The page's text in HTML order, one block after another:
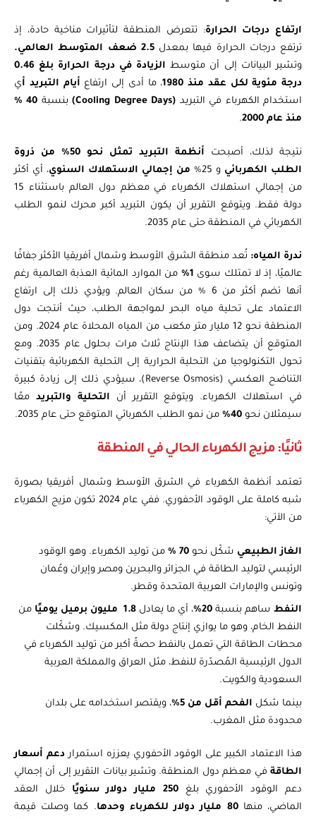
ارتفاع درجات الحرارة: تتعرض المنطقة لتأثيرات مناخية حادة، إذ
ترتفع درجات الحرارة فيها بمعدل2.5 ضعف المتوسط العالمي.
وتشير البيانات إلى أن متوسط
الزيادة في درجة الحرارة بلغ 0.46
درجة مئوية لكل عقد منذ 1980
، ما أدى إلى ارتفاعأيام التبريد أ ي
استخدام الكهرباء في التبريد(Cooling Degree Days) بنسبة
40 %
منذ عام 2000
.
نتيجة لذلك، أصبحت
أنظمة التبريد تمثل نحو 50% من ذروة
الطلب الكهربائيو 25% من إجمالي الاستهلاك السنوي، أي أكثر
من إجمالي استهلاك الكهرباء في معظم دول العالم باستثناء 15
دولة فقط. ويتوقع التقرير أن يكون التبريد أكبر محرك لنمو الطلب
الكهربائي في المنطقة حتى عام 2035.
ندرة المياه:تُعد منطقة الشرق الأوسط وشمال أفريقيا الأكثر جفافًا
عالميًا، إذ لا تمتلك سوى1%
من الموارد المائية العذبة العالمية رغم
أنها تضم أكثر من 6 % من سكان العالم. ويؤدي ذلك إلى ارتفاع
الاعتماد على تحلية مياه البحر لمواجهة الطلب، حيث أنتجت دول
المنطقة نحو 12 مليار متر مكعب من المياه المحلاة عام 2024. ومن
المتوقع أن يتضاعف هذا الإنتاج ثلاث مرات بحلول عام 2035. ومع
تحول التكنولوجيا من التحلية الحرارية إلى التحلية الكهربائية بتقنيات
التناضح العكسي (Reverse Osmosis)، سيؤدي ذلك إلى زيادة كبيرة
في استهلاك الكهرباء. ويتوقع التقرير أن التحلية والتبريدمعًا
سيمثلان نحو40% من نمو الطلب الكهربائي المتوقع حتى عام 2035.
ثانيًا: مزيج الكهرباء الحالي في المنطقة
تعتمد أنظمة الكهرباء في الشرق الأوسط وشمال أفريقيا بصورة
شبه كاملة على الوقود الأحفوري. ففي عام 2024 تكون مزيج الكهرباء
من الآتي:
الغاز الطبيعيشكّل نحو70 %
من توليد الكهرباء. وهو الوقود
الرئيسي لتوليد الطاقة في الجزائر والبحرين ومصر وإيران وعُمان
وتونس والإمارات العربية المتحدة وقطر.
النفطساهم بنسبة20% ، أي ما يعادل1.8 مليون برميل يوميًا
من
النفط الخام، وهو ما يوازي إنتاج دولة مثل المكسيك. وشكّلت
محطات الطاقة التي تعمل بالنفط حصةً أكبر من توليد الكهرباء في
الدول الرئيسية المُصدّرة للنفط، مثل العراق والمملكة العربية
السعودية والكويت.
بينما شكل الفحم أقل من 5%
، ويقتصر استخدامه على بلدان
محدودة مثل المغرب.
هذا الاعتماد الكبير على الوقود الأحفوري يعززه استمراردعم أسعار
الطاقةفي معظم دول المنطقة. وتشير بيانات التقرير إلى أن إجمالي
دعم الوقود الأحفوري بلغ 250 مليار دولار سنويًا
خلال العقد
الماضي، منها80 مليار دولار للكهرباء وحدها
. كما وصلت قيمة